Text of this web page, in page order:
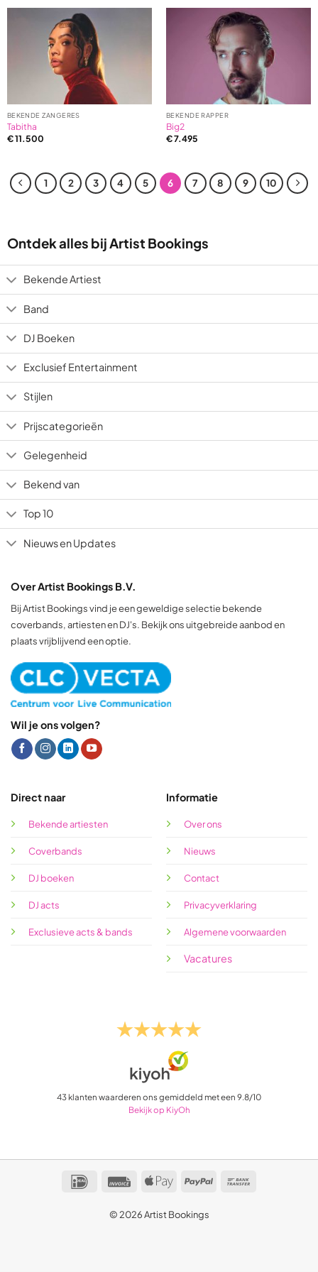
of
based
ratings
of
based
BEKENDE ZANGERES
Tabitha
€11.500
BEKENDE RAPPER
Big2
€7.495
1 2 3 4 5 6 7 8 9 10
Ontdek alles bij Artist Bookings
Bekende Artiest
Band
DJ Boeken
Exclusief Entertainment
Stijlen
Prijscategorieën
Gelegenheid
Bekend van
Top 10
Nieuws en Updates
Over Artist Bookings B.V.
Bij Artist Bookings vind je een geweldige selectie bekende
coverbands, artiesten en DJ's. Bekijk ons uitgebreide aanbod en
plaats vrijblijvend een optie.
Wil je ons volgen?
Direct naar
Bekende artiesten
Coverbands
DJ boeken
DJ acts
Exclusieve acts & bands
Informatie
Over ons
Nieuws
Contact
Privacyverklaring
Algemene voorwaarden
Vacatures
43 klanten waarderen ons gemiddeld met een 9.8/10
Bekijk op KiyOh
© 2026 Artist Bookings
IDeal Invoice Apple
PayPal